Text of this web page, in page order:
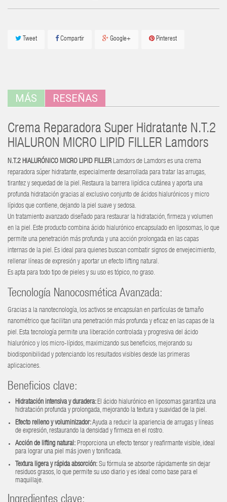
Tweet Compartir Google+ Pinterest
MÁS RESEÑAS
Crema Reparadora Super Hidratante N.T.2
HIALURON MICRO LIPID FILLER Lamdors
N.T.2 HIALURÓNICO MICRO LIPID FILLERLamdors de Lamdors es una crema
reparadora súper hidratante, especialmente desarrollada para tratar las arrugas,
tirantez y sequedad de la piel. Restaura la barrera lipídica cutánea y aporta una
profunda hidratación gracias al exclusivo conjunto de ácidos hialurónicos y micro
lípidos que contiene, dejando la piel suave y sedosa.
Un tratamiento avanzado diseñado para restaurar la hidratación, firmeza y volumen
en la piel. Este producto combina ácido hialurónico encapsulado en liposomas, lo que
permite una penetración más profunda y una acción prolongada en las capas
internas de la piel. Es ideal para quienes buscan combatir signos de envejecimiento,
rellenar líneas de expresión y aportar un efecto lifting natural.
Es apta para todo tipo de pieles y su uso es tópico, no graso.
Tecnología Nanocosmética Avanzada:
Gracias a la nanotecnología, los activos se encapsulan en partículas de tamaño
nanométrico que facilitan una penetración más profunda y eficaz en las capas de la
piel. Esta tecnología permite una liberación controlada y progresiva del ácido
hialurónico y los micro-lípidos, maximizando sus beneficios, mejorando su
biodisponibilidad y potenciando los resultados visibles desde las primeras
aplicaciones.
Beneficios clave:
Hidratación intensiva y duradera:El ácido hialurónico en liposomas garantiza una
hidratación profunda y prolongada, mejorando la textura y suavidad de la piel.
Efecto relleno y voluminizador:Ayuda a reducir la apariencia de arrugas y líneas
de expresión, restaurando la densidad y firmeza en el rostro.
Acción de lifting natural: Proporciona un efecto tensor y reafirmante visible, ideal
para lograr una piel más joven y tonificada.
Textura ligera y rápida absorción: Su fórmula se absorbe rápidamente sin dejar
residuos grasos, lo que permite su uso diario y es ideal como base para el
maquillaje.